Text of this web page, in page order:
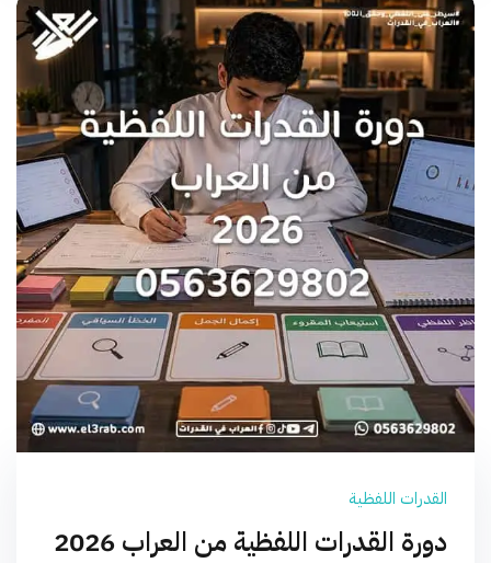
القدرات اللفظية
دورة القدرات اللفظية من العراب 2026